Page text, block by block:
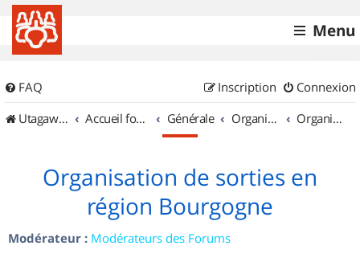
Menu
FAQ Connexion
Inscription
UtagawaVTT (Randos VTT et VTTAE avec traces GPS)
Accueil forum Générale Organisation de sorties & Recherche de partenaires Organisation de sorties en région Bourgogne
Organisation de sorties en
région Bourgogne
Modérateur : Modérateurs des Forums